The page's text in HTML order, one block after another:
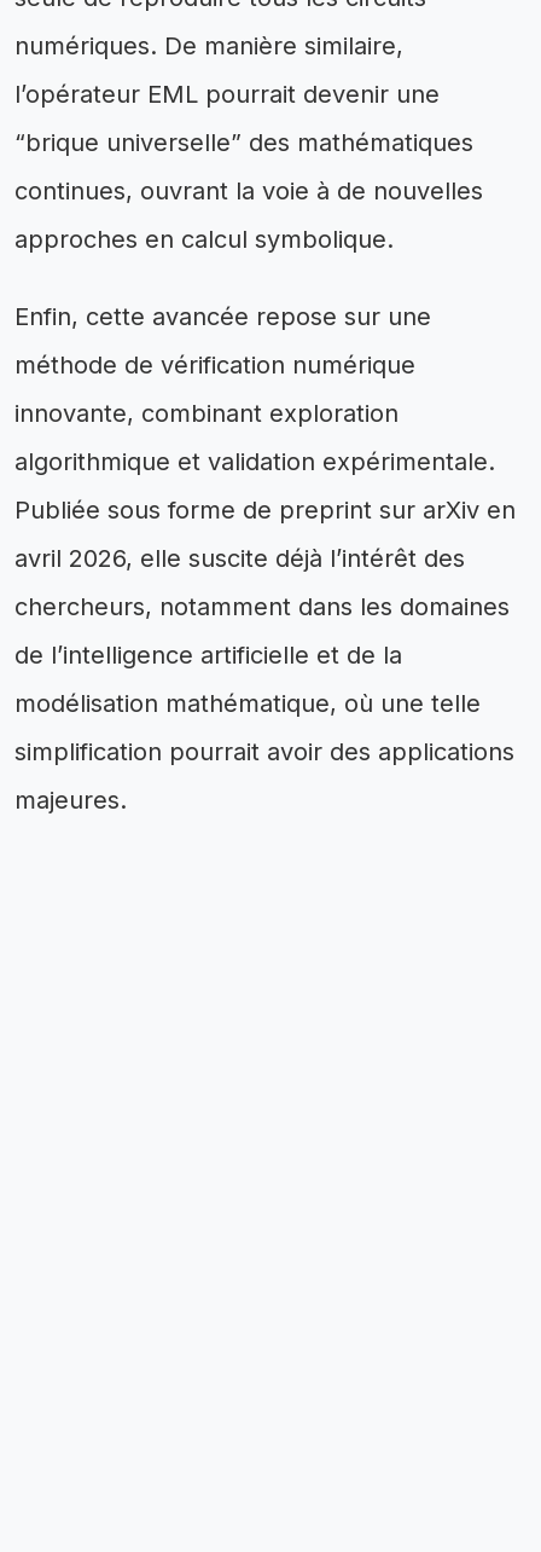
numériques. De manière similaire,
l’opérateur EML pourrait devenir une
“brique universelle” des mathématiques
continues, ouvrant la voie à de nouvelles
approches en calcul symbolique.
Enfin, cette avancée repose sur une
méthode de vérification numérique
innovante, combinant exploration
algorithmique et validation expérimentale.
Publiée sous forme de preprint sur arXiv en
avril 2026, elle suscite déjà l’intérêt des
chercheurs, notamment dans les domaines
de l’intelligence artificielle et de la
modélisation mathématique, où une telle
simplification pourrait avoir des applications
majeures.